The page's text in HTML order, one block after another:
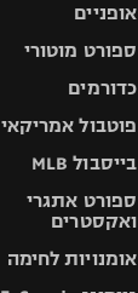
אופניים
ספורט מוטורי
כדורמים
פוטבול אמריקאי NFL
בייסבול MLB
ספורט אתגרי
ואקסטרים
אומנויות לחימה